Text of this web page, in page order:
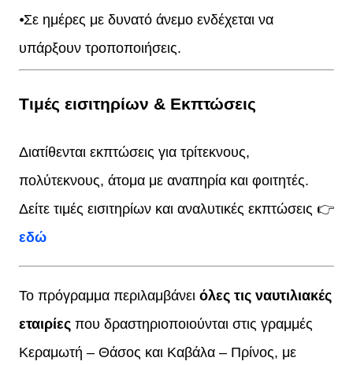
⦁Σε ημέρες με δυνατό άνεμο ενδέχεται να
υπάρξουν τροποποιήσεις.
Τιμές εισιτηρίων & Εκπτώσεις
Διατίθενται εκπτώσεις για τρίτεκνους,
πολύτεκνους, άτομα με αναπηρία και φοιτητές.
Δείτε τιμές εισιτηρίων και αναλυτικές εκπτώσεις 👉
εδώ
Το πρόγραμμα περιλαμβάνει όλες τις ναυτιλιακές
εταιρίες που δραστηριοποιούνται στις γραμμές
Κεραμωτή – Θάσος και Καβάλα – Πρίνος, με